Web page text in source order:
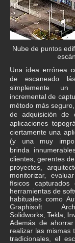
Nube de puntos
Una idea errónea
de escaneado
simplemente un
incremental de
método más
de adquisición de
aplicaciones
ciertamente una
(y una muy
brinda
clientes, gerentes de
proyectos,
monitorizar,
físicos capturados
herramientas de
habituales como
Graphisoft
Solidworks, Tekla,
Además de
realizar las mismas
tradicionales, el